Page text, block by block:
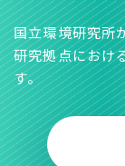
国立環境研究所
研究拠点におけ
す。